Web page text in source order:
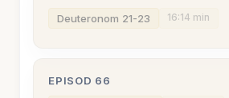
Deuteronom 21-23 16:14 min
EPISOD 66